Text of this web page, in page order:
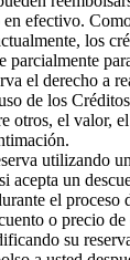
efectivo.
los
parcialmente
el derecho a
de los
otros, el valor,
utilizando
acepta un
el proceso
o precio de
su